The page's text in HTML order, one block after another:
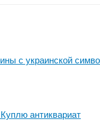
с украинской
антиквариат